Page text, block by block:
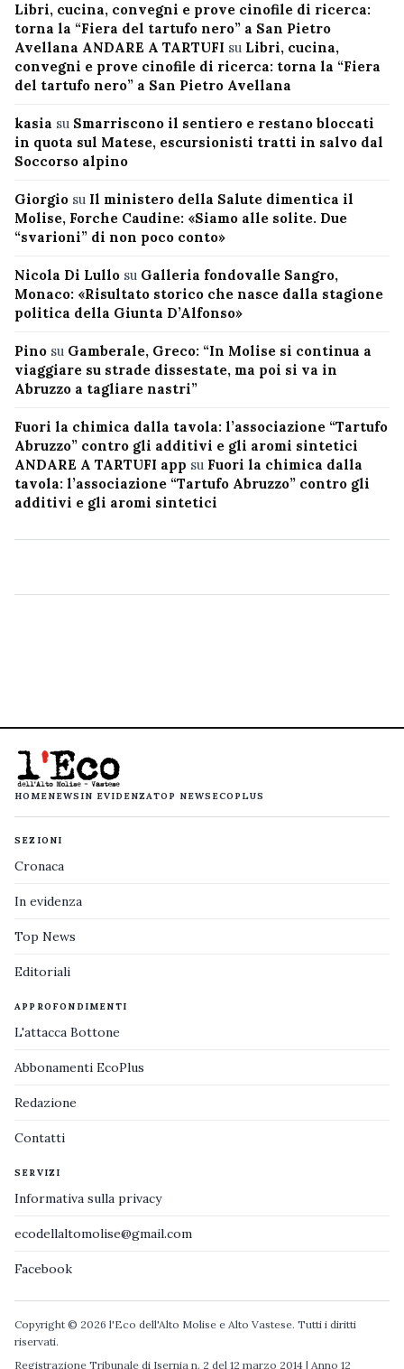
Libri, cucina, convegni e prove cinofile di ricerca:
torna la “Fiera del tartufo nero” a San Pietro
Avellana ANDARE A TARTUFI su Libri, cucina,
convegni e prove cinofile di ricerca: torna la “Fiera
del tartufo nero” a San Pietro Avellana
kasia su Smarriscono il sentiero e restano bloccati
in quota sul Matese, escursionisti tratti in salvo dal
Soccorso alpino
Giorgio su Il ministero della Salute dimentica il
Molise, Forche Caudine: «Siamo alle solite. Due
“svarioni” di non poco conto»
Nicola Di Lullo su Galleria fondovalle Sangro,
Monaco: «Risultato storico che nasce dalla stagione
politica della Giunta D’Alfonso»
Pino su Gamberale, Greco: “In Molise si continua a
viaggiare su strade dissestate, ma poi si va in
Abruzzo a tagliare nastri”
Fuori la chimica dalla tavola: l’associazione “Tartufo
Abruzzo” contro gli additivi e gli aromi sintetici
ANDARE A TARTUFI app su Fuori la chimica dalla
tavola: l’associazione “Tartufo Abruzzo” contro gli
additivi e gli aromi sintetici
HOMENEWS IN EVIDENZATOP NEWS ECOPLUS
SEZIONI
Cronaca
In evidenza
Top News
Editoriali
APPROFONDIMENTI
L'attacca Bottone
Abbonamenti EcoPlus
Redazione
Contatti
SERVIZI
Informativa sulla privacy
ecodellaltomolise@gmail.com
Facebook
Copyright © 2026 l'Eco dell'Alto Molise e Alto Vastese. Tutti i diritti
riservati.
Registrazione Tribunale di Isernia n. 2 del 12 marzo 2014 | Anno 12